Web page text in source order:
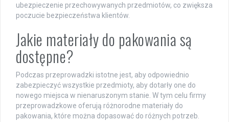
ubezpieczenie przechowywanych przedmiotów, co zwiększa
poczucie bezpieczeństwa klientów.
Jakie materiały do pakowania są
dostępne?
Podczas przeprowadzki istotne jest, aby odpowiednio
zabezpieczyć wszystkie przedmioty, aby dotarły one do
nowego miejsca w nienaruszonym stanie. W tym celu firmy
przeprowadzkowe oferują różnorodne materiały do
pakowania, które można dopasować do różnych potrzeb.